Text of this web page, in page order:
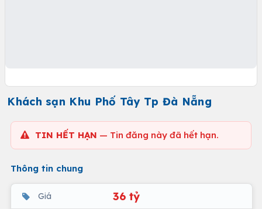
Khách sạn Khu Phố Tây Tp Đà Nẵng
TIN HẾT HẠN — Tin đăng này đã hết hạn.
Thông tin chung
Giá 36 tỷ